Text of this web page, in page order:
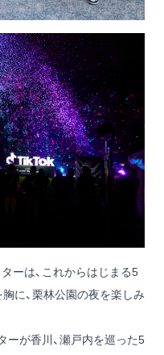
ーは、これからはじまる5
に、栗林公園の夜を楽しみ
ーが香川、瀬戸内を巡った5